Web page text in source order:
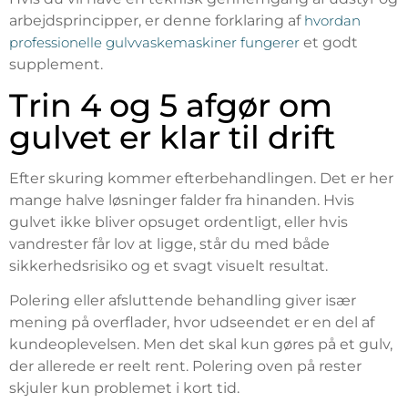
arbejdsprincipper, er denne forklaring af hvordan
professionelle gulvvaskemaskiner fungerer et godt
supplement.
Trin 4 og 5 afgør om
gulvet er klar til drift
Efter skuring kommer efterbehandlingen. Det er her
mange halve løsninger falder fra hinanden. Hvis
gulvet ikke bliver opsuget ordentligt, eller hvis
vandrester får lov at ligge, står du med både
sikkerhedsrisiko og et svagt visuelt resultat.
Polering eller afsluttende behandling giver især
mening på overflader, hvor udseendet er en del af
kundeoplevelsen. Men det skal kun gøres på et gulv,
der allerede er reelt rent. Polering oven på rester
skjuler kun problemet i kort tid.